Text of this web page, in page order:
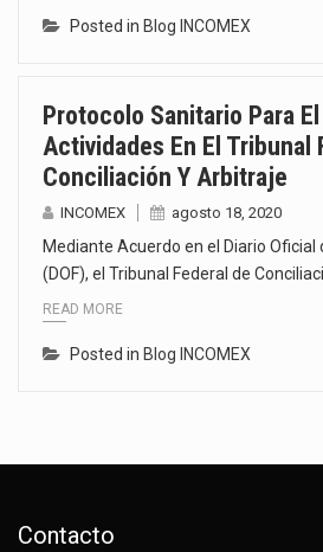
Posted in Blog INCOMEX
Protocolo Sanitario Para
Actividades En El Tribunal
Conciliación Y Arbitraje
INCOMEX agosto 18, 2020
Mediante Acuerdo en el Diario Oficial
(DOF), el Tribunal Federal de
READ MORE
Posted in Blog INCOMEX
Contacto